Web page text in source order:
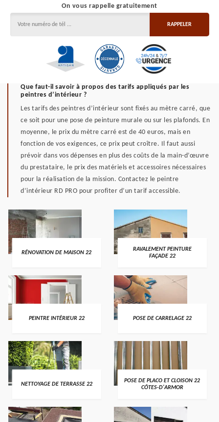
On vous rappelle gratuitement
Que faut-il savoir à propos des tarifs appliqués par les
peintres d’intérieur ?
Les tarifs des peintres d’intérieur sont fixés au mètre carré, que
ce soit pour une pose de peinture murale ou sur les plafonds. En
moyenne, le prix du mètre carré est de 40 euros, mais en
fonction de vos exigences, ce prix peut croître. Il faut aussi
prévoir dans vos dépenses en plus des coûts de la main-d’œuvre
du prestataire, le prix des matériels et accessoires nécessaires
pour la réalisation de la mission. Contactez le peintre
d’intérieur RD PRO pour profiter d’un tarif accessible.
RÉNOVATION DE MAISON 22
RAVALEMENT PEINTURE
FAÇADE 22
PEINTRE INTÉRIEUR 22 POSE DE CARRELAGE 22
NETTOYAGE DE TERRASSE 22
POSE DE PLACO ET CLOISON 22
CÔTES-D'ARMOR